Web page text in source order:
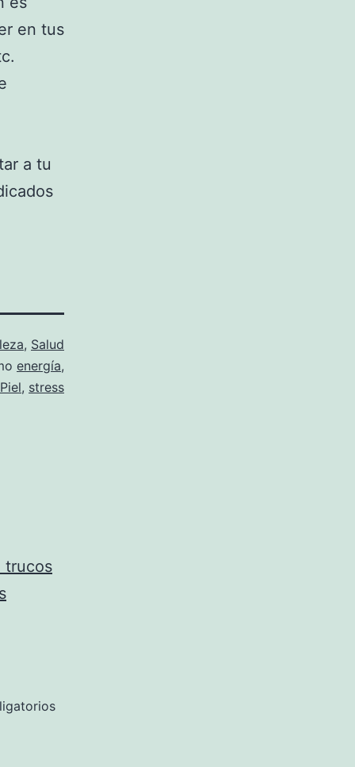
en tus
a tu
, Salud
energía,
Piel, stress
trucos